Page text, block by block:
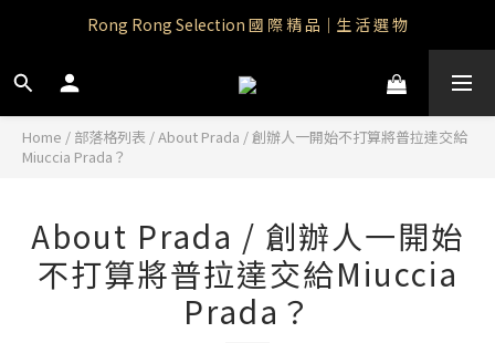
Rong Rong Paradise｜知名IP授權品牌｜Care Bears
Rong Rong Selection 國 際 精 品｜生 活 選 物
Rong Rong Selection服 飾 | 自 訂 品 牌 服 飾
Rong Rong Paradise｜知名IP授權品牌｜Care Bears
Home / 部落格列表 /About Prada / 創辦人一開始不打算將普拉達交給
Miuccia Prada？
About Prada / 創辦人一開始
不打算將普拉達交給Miuccia
Prada？